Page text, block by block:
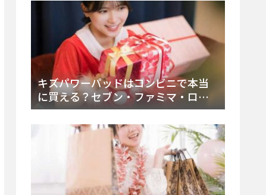
キズパワーパッドはコンビニで本当
に買える？セブン・ファミマ・ロー
ソン徹底調査＆値段と種類別販売場
所まとめ